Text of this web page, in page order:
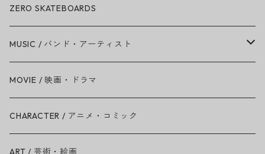
ZERO SKATEBOARDS
MUSIC / バンド・アーティスト
Amy Winehouse
Ariana Grande
BAD RELIGION
MOVIE / 映画・ドラマ
CHARACTER / アニメ・コミック
ART / 芸術・絵画